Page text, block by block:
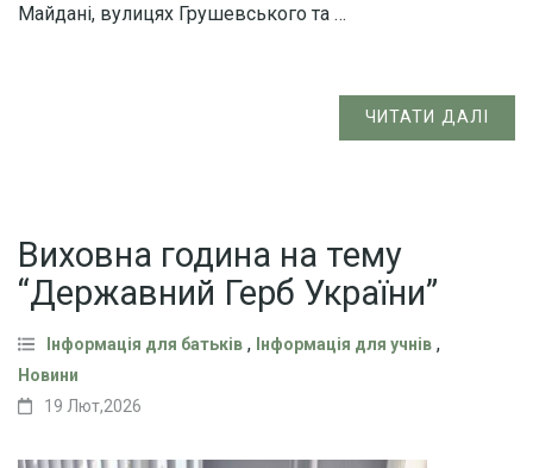
Майдані, вулицях Грушевського та …
ЧИТАТИ ДАЛІ
Виховна година на тему
“Державний Герб України”
Інформація для батьків , Інформація для учнів ,
Новини
19 Лют,2026